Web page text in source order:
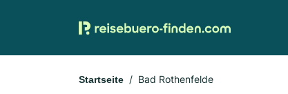
Startseite Bad Rothenfelde